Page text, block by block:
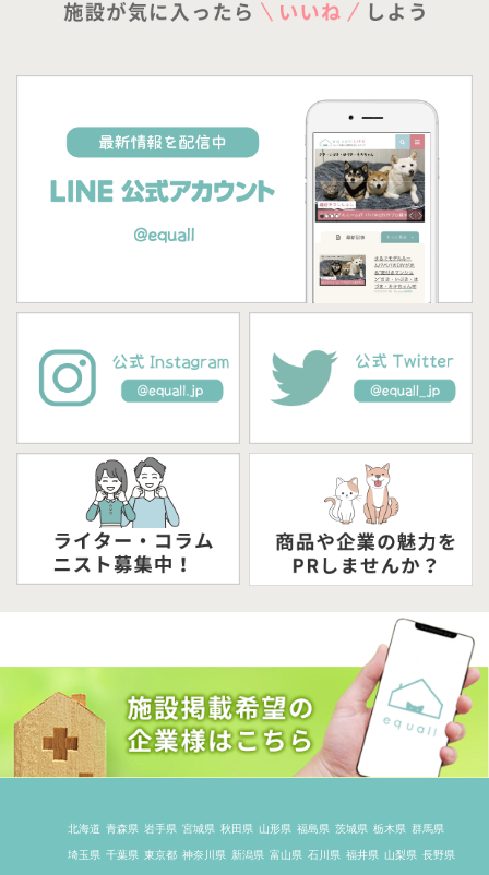
北海道 青森県 岩手県 宮城県 秋田県 山形県 福島県 茨城県 栃木県 群馬県
埼玉県 千葉県 東京都 神奈川県 新潟県 富山県 石川県 福井県 山梨県 長野県